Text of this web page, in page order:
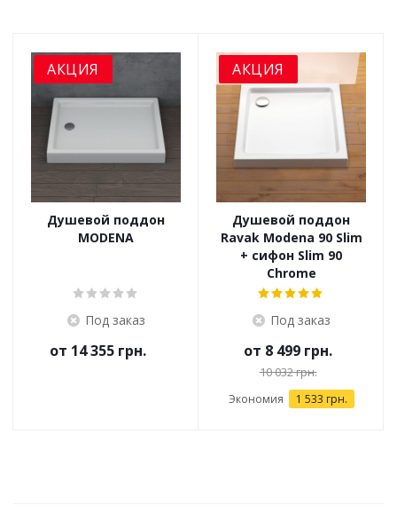
АКЦИЯ
Душевой поддон
MODENA
Под заказ
от 14 355 грн.
АКЦИЯ
Душевой поддон
Ravak Modena 90 Slim
+ сифон Slim 90
Chrome
Под заказ
от 8 499 грн.
10 032 грн.
Экономия 1 533 грн.